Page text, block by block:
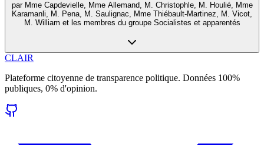
par Mme Capdevielle, Mme Allemand, M. Christophle, M. Houlié, Mme
Karamanli, M. Pena, M. Saulignac, Mme Thiébault-Martinez, M. Vicot,
M. William et les membres du groupe Socialistes et apparentés
CLAIR
Plateforme citoyenne de transparence politique. Données 100%
publiques, 0% d'opinion.